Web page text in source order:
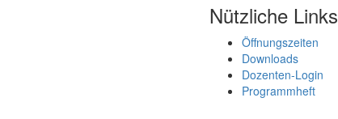
Nützliche Links
Öffnungszeiten
Downloads
Dozenten-Login
Programmheft